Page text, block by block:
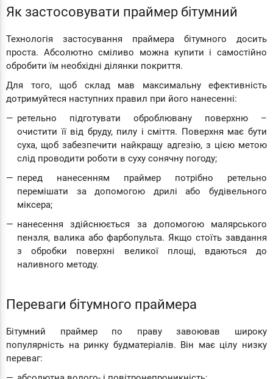
Як застосовувати праймер бітумний
Технологія застосування праймера бітумного досить
проста. Абсолютно сміливо можна купити і самостійно
обробити їм необхідні ділянки покриття.
Для того, щоб склад мав максимальну ефективність
дотримуйтеся наступних правил при його нанесенні:
ретельно підготувати оброблювану поверхню –
очистити її від бруду, пилу і сміття. Поверхня має бути
суха, щоб забезпечити найкращу адгезію, з цією метою
слід проводити роботи в суху сонячну погоду;
перед нанесенням праймер потрібно ретельно
перемішати за допомогою дрилі або будівельного
міксера;
нанесення здійснюється за допомогою малярського
пензля, валика або фарбопульта. Якщо стоїть завдання
з обробки поверхні великої площі, вдаються до
наливного методу.
Переваги бітумного праймера
Бітумний праймер по праву завоював широку
популярність на ринку будматеріалів. Він має цілу низку
переваг: